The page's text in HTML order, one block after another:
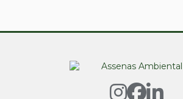
governo
Brasil e Alemanha assinam acordo
investimentos no setor